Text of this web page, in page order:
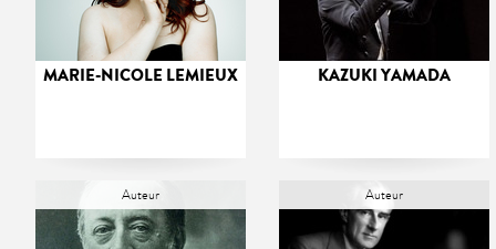
MARIE-NICOLE LEMIEUX KAZUKI YAMADA
Auteur Auteur